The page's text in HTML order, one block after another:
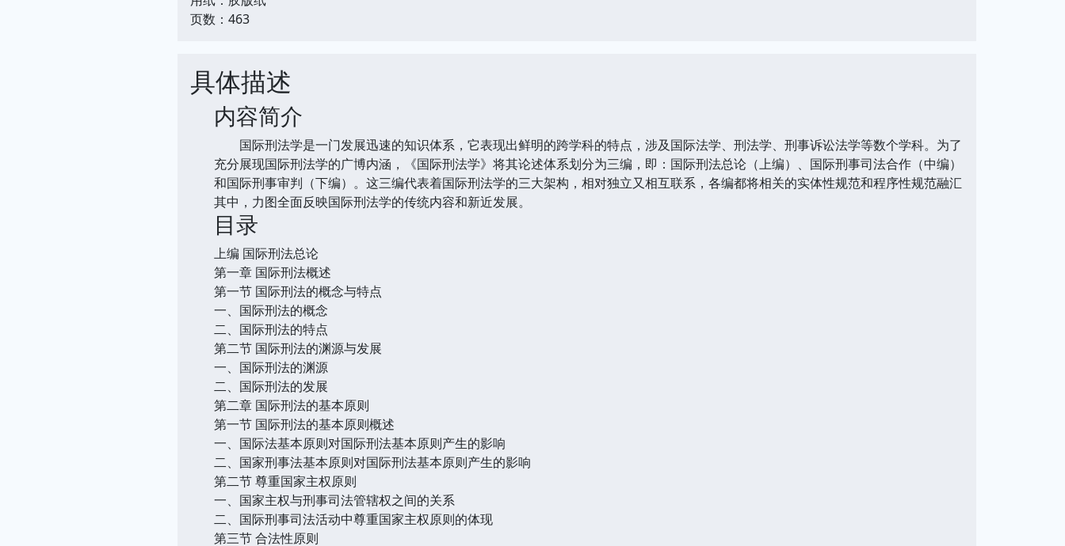
页数：463
具体描述
内容简介
国际刑法学是一门发展迅速的知识体系，它表现出鲜明的跨学科的特点，涉及国际法学、刑法学、刑事诉讼法学等数个学科。为了
充分展现国际刑法学的广博内涵，《国际刑法学》将其论述体系划分为三编，即：国际刑法总论（上编）、国际刑事司法合作（中编）
和国际刑事审判（下编）。这三编代表着国际刑法学的三大架构，相对独立又相互联系，各编都将相关的实体性规范和程序性规范融汇
其中，力图全面反映国际刑法学的传统内容和新近发展。
目录
上编 国际刑法总论
第一章 国际刑法概述
第一节 国际刑法的概念与特点
一、国际刑法的概念
二、国际刑法的特点
第二节 国际刑法的渊源与发展
一、国际刑法的渊源
二、国际刑法的发展
第二章 国际刑法的基本原则
第一节 国际刑法的基本原则概述
一、国际法基本原则对国际刑法基本原则产生的影响
二、国家刑事法基本原则对国际刑法基本原则产生的影响
第二节 尊重国家主权原则
一、国家主权与刑事司法管辖权之间的关系
二、国际刑事司法活动中尊重国家主权原则的体现
第三节 合法性原则